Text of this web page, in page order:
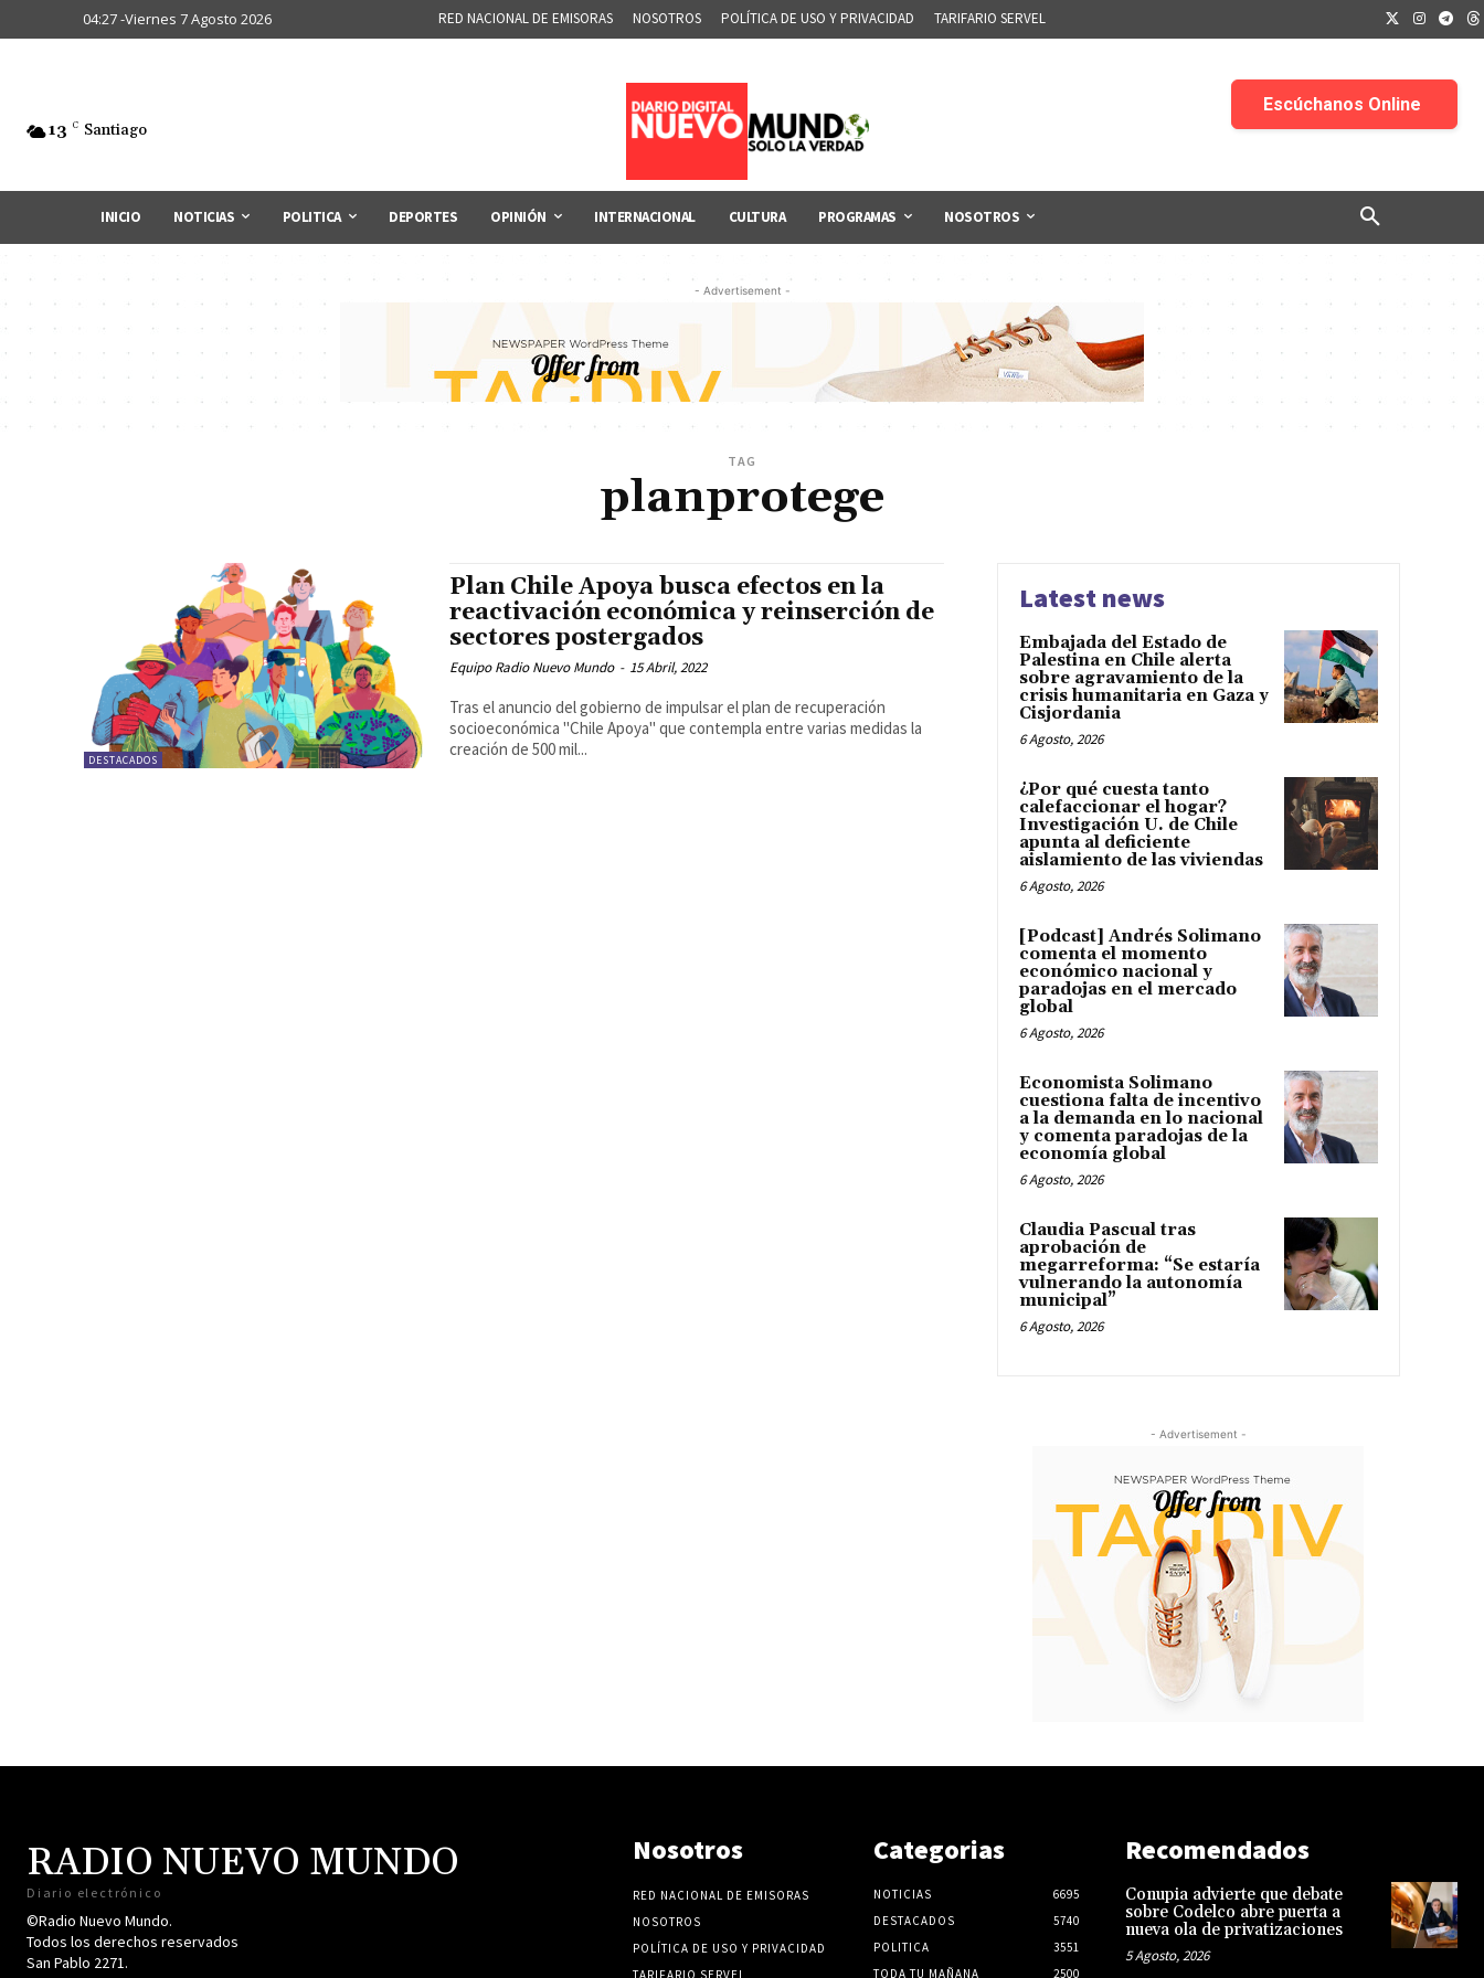
04:27 -Viernes 7 Agosto 2026 RED NACIONAL DE EMISORAS NOSOTROS POLÍTICA DE USO Y PRIVACIDAD TARIFARIO SERVEL
13 C Santiago
INICIO NOTICIAS POLITICA DEPORTES OPINIÓN INTERNACIONAL CULTURA PROGRAMAS NOSOTROS
- Advertisement -
TAG
planprotege
DESTACADOS
Plan Chile Apoya busca efectos en la
reactivación económica y reinserción de
sectores postergados
Equipo Radio Nuevo Mundo - 15 Abril, 2022
Tras el anuncio del gobierno de impulsar el plan de recuperación
socioeconómica "Chile Apoya" que contempla entre varias medidas la
creación de 500 mil...
Latest news
Embajada del Estado de
Palestina en Chile alerta
sobre agravamiento de la
crisis humanitaria en Gaza y
Cisjordania
6 Agosto, 2026
¿Por qué cuesta tanto
calefaccionar el hogar?
Investigación U. de Chile
apunta al deficiente
aislamiento de las viviendas
6 Agosto, 2026
[Podcast] Andrés Solimano
comenta el momento
económico nacional y
paradojas en el mercado
global
6 Agosto, 2026
Economista Solimano
cuestiona falta de incentivo
a la demanda en lo nacional
y comenta paradojas de la
economía global
6 Agosto, 2026
Claudia Pascual tras
aprobación de
megarreforma: “Se estaría
vulnerando la autonomía
municipal”
6 Agosto, 2026
- Advertisement -
RADIO NUEVO MUNDO
Diario electrónico
©Radio Nuevo Mundo.
Todos los derechos reservados
San Pablo 2271.
Nosotros
RED NACIONAL DE EMISORAS
NOSOTROS
POLÍTICA DE USO Y PRIVACIDAD
TARIFARIO SERVEL
Categorias
NOTICIAS
6695
DESTACADOS
5740
POLITICA
3551
TODA TU MAÑANA
2500
Recomendados
Conupia advierte que debate
sobre Codelco abre puerta a
nueva ola de privatizaciones
5 Agosto, 2026